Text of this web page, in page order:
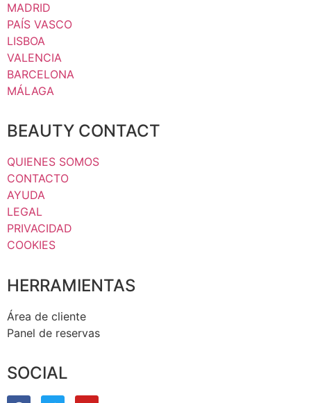
MADRID
PAÍS VASCO
LISBOA
VALENCIA
BARCELONA
MÁLAGA
BEAUTY CONTACT
QUIENES SOMOS
CONTACTO
AYUDA
LEGAL
PRIVACIDAD
COOKIES
HERRAMIENTAS
Área de cliente
Panel de reservas
SOCIAL